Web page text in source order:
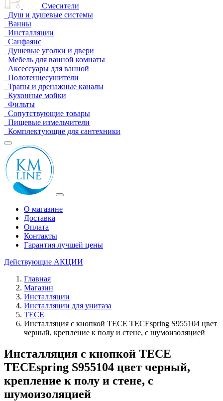
Смесители
Душ и душевые системы
Ванны
Инсталляции
Санфаянс
Душевые уголки и двери
Мебель для ванной комнаты
Аксессуары для ванной
Полотенцесушители
Трапы и дренажные каналы
Кухонные мойки
Фильты
Сопутствующие товары
Пищевые измельчители
Комплектующие для сантехники
О магазине
Доставка
Оплата
Контакты
Гарантия лучшей цены
Действующие АКЦИИ
Главная
Магазин
Инсталляции
Инсталляции для унитаза
TECE
Инсталляция с кнопкой TECE TECEspring S955104 цвет
черный, крепление к полу и стене, с шумоизоляцией
Инсталляция с кнопкой TECE
TECEspring S955104 цвет черный,
крепление к полу и стене, с
шумоизоляцией